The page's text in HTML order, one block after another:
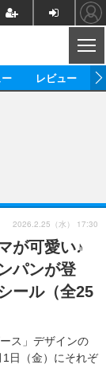
グッズ
海外
ジネス
ティスト
実写
画/ドラマ
ー レビュー
が可愛い♪
パンが登
ール（全25
ス」デザインの
日（金）にそれぞ
2026.2.25（水） 17:30